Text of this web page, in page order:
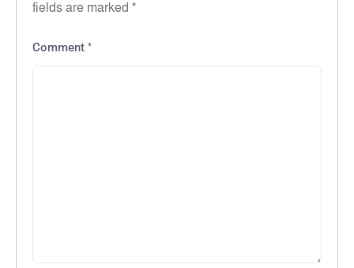
fields are marked *
Comment *